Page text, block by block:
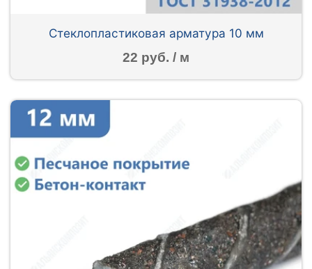
Стеклопластиковая арматура 10 мм
22 руб. / м